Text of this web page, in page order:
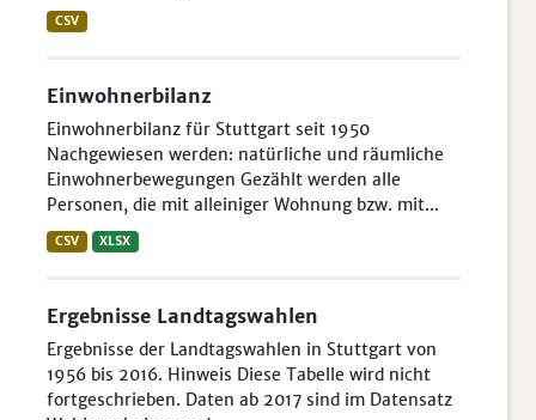
CSV
Einwohnerbilanz
Einwohnerbilanz für Stuttgart seit 1950
Nachgewiesen werden: natürliche und räumliche
Einwohnerbewegungen Gezählt werden alle
Personen, die mit alleiniger Wohnung bzw. mit...
CSV XLSX
Ergebnisse Landtagswahlen
Ergebnisse der Landtagswahlen in Stuttgart von
1956 bis 2016. Hinweis Diese Tabelle wird nicht
fortgeschrieben. Daten ab 2017 sind im Datensatz